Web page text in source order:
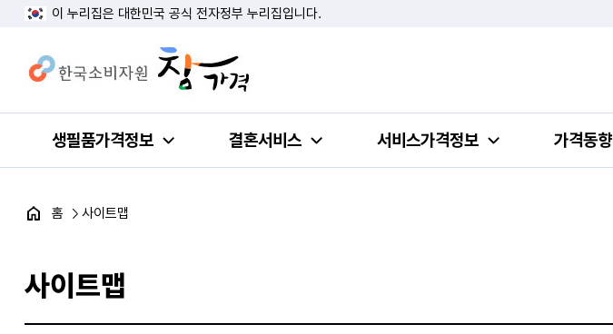
이 누리집은 대한민국 공식 전자정부 누리집입니다.
생필품가격정보 결혼서비스 서비스가격정보 가격동향
홈 사이트맵
사이트맵